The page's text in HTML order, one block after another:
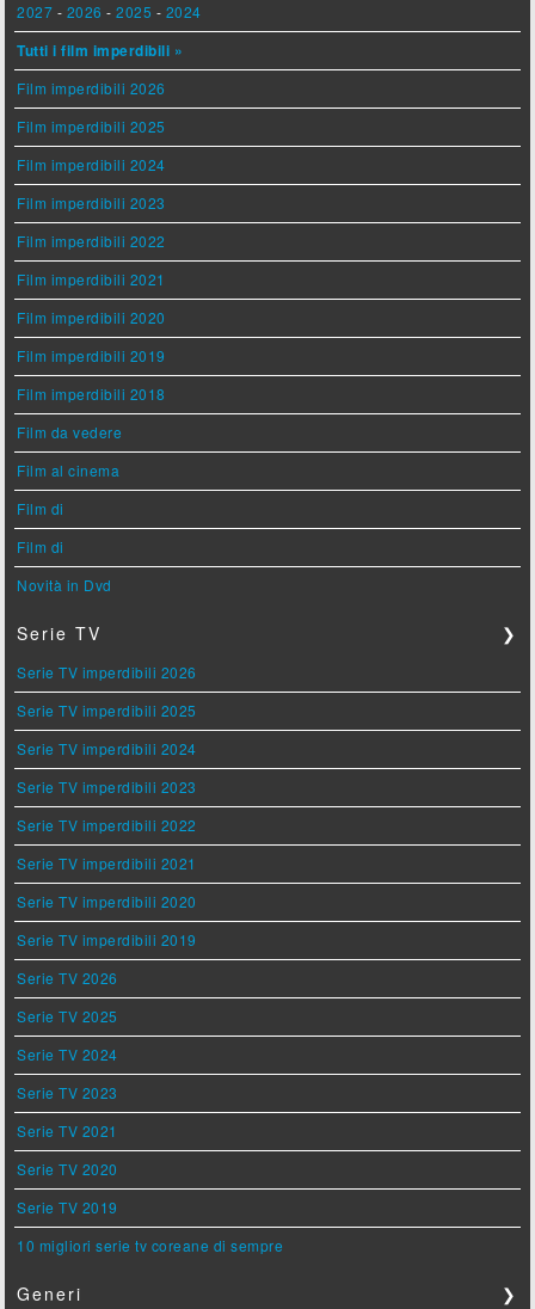
2027 - 2026 -2025 - 2024
Tutti i film imperdibili »
Film imperdibili 2026
Film imperdibili 2025
Film imperdibili 2024
Film imperdibili 2023
Film imperdibili 2022
Film imperdibili 2021
Film imperdibili 2020
Film imperdibili 2019
Film imperdibili 2018
Film da vedere
Film al cinema
Film di
Film di
Novità in Dvd
Serie TV ❯
Serie TV imperdibili 2026
Serie TV imperdibili 2025
Serie TV imperdibili 2024
Serie TV imperdibili 2023
Serie TV imperdibili 2022
Serie TV imperdibili 2021
Serie TV imperdibili 2020
Serie TV imperdibili 2019
Serie TV 2026
Serie TV 2025
Serie TV 2024
Serie TV 2023
Serie TV 2021
Serie TV 2020
Serie TV 2019
10 migliori serie tv coreane di sempre
Generi ❯